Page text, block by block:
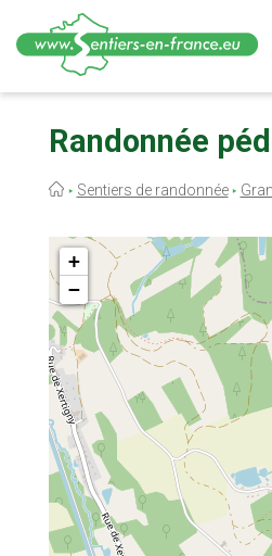
contenuRandonnée
Fil
Sentiers de randonnée
+
−